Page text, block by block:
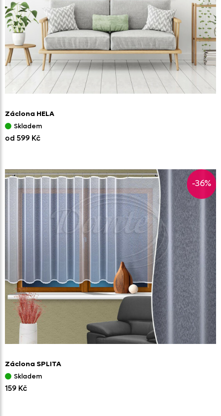
Záclona HELA
Skladem
od 599 Kč
-36%
Záclona SPLITA
Skladem
159 Kč